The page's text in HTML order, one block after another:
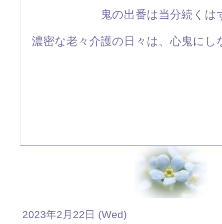
鬼の出番は当分続くは
濃密な老々介護の日々は、心鬼に
2023年2月22日 (Wed)